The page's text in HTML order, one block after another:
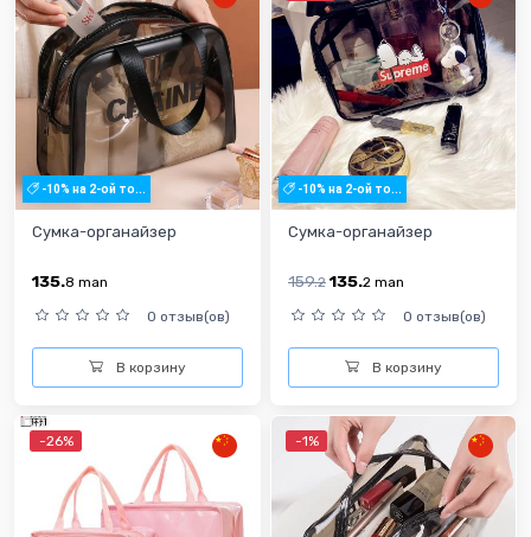
-10% на 2-ой то...
Сумка-органайзер
135.8 man
0 отзыв(ов)
В корзину
-10% на 2-ой то...
Сумка-органайзер
159.2 135.2 man
0 отзыв(ов)
В корзину
-26% -1%